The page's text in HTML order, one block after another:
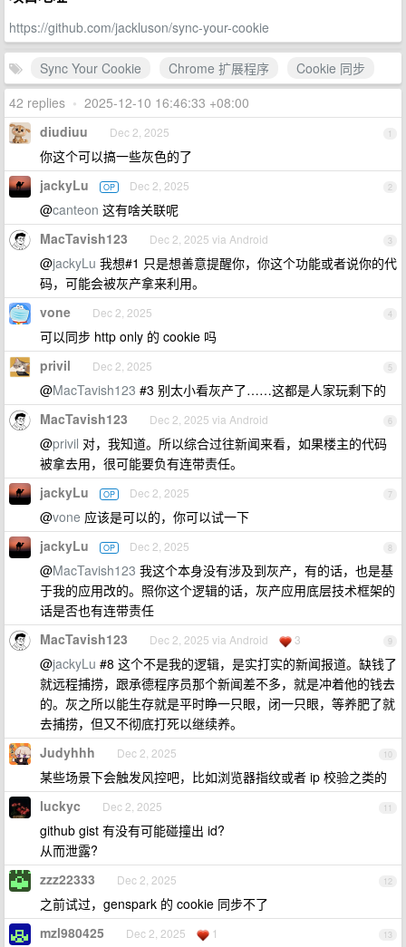
https://github.com/jackluson/sync-your-cookie
Sync Your Cookie Chrome 扩展程序
Cookie 同步
42 replies • 2025-12-10 16:46:33 +08:00
1
diudiuu Dec 2, 2025
你这个可以搞一些灰色的了
2
jackyLu OP Dec 2, 2025
@canteon 这有啥关联呢
3
MacTavish123 Dec 2, 2025 via Android
@jackyLu 我想#1 只是想善意提醒你，你这个功能或者说你的代
码，可能会被灰产拿来利用。
4
vone Dec 2, 2025
可以同步 http only 的 cookie 吗
5
privil Dec 2, 2025
@MacTavish123 #3 别太小看灰产了……这都是人家玩剩下的
6
MacTavish123 Dec 2, 2025 via Android
@privil 对，我知道。所以综合过往新闻来看，如果楼主的代码
被拿去用，很可能要负有连带责任。
7
jackyLu OP Dec 2, 2025
@vone 应该是可以的，你可以试一下
8
jackyLu OP Dec 2, 2025
@MacTavish123 我这个本身没有涉及到灰产，有的话，也是基
于我的应用改的。照你这个逻辑的话，灰产应用底层技术框架的
话是否也有连带责任
9
MacTavish123 Dec 2, 2025 via Android 3
@jackyLu #8 这个不是我的逻辑，是实打实的新闻报道。缺钱了
就远程捕捞，跟承德程序员那个新闻差不多，就是冲着他的钱去
的。灰之所以能生存就是平时睁一只眼，闭一只眼，等养肥了就
去捕捞，但又不彻底打死以继续养。
10
Judyhhh Dec 2, 2025
某些场景下会触发风控吧，比如浏览器指纹或者 ip 校验之类的
11
luckyc Dec 2, 2025
github gist 有没有可能碰撞出 id?
从而泄露?
12
zzz22333 Dec 2, 2025
之前试过，genspark 的 cookie 同步不了
13
mzl980425 Dec 2, 2025 1